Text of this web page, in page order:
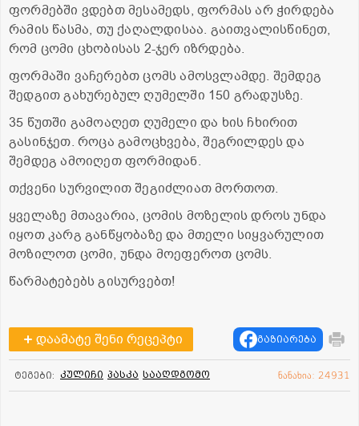
ფორმებში ვდებთ მესამედს, ფორმას არ ჭირდება
რამის წასმა, თუ ქაღალდისაა. გაითვალისწინეთ,
რომ ცომი ცხობისას 2-ჯერ იზრდება.
ფორმაში ვაჩერებთ ცომს ამოსვლამდე. შემდეგ
შედგით გახურებულ ღუმელში 150 გრადუსზე.
35 წუთში გამოაღეთ ღუმელი და ხის ჩხირით
გასინჯეთ. როცა გამოცხვება, შეგრილდეს და
შემდეგ ამოიღეთ ფორმიდან.
თქვენი სურვილით შეგიძლიათ მორთოთ.
ყველაზე მთავარია, ცომის მოზელის დროს უნდა
იყოთ კარგ განწყობაზე და მთელი სიყვარულით
მოზილოთ ცომი, უნდა მოეფეროთ ცომს.
წარმატებებს გისურვებთ!
დაამატე შენი რეცეპტი გაზიარება
ტეგები: კულიჩი პასკა სააღდგომო ნანახია: 24931